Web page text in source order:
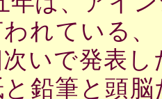
れている
いで発表
鉛筆と頭